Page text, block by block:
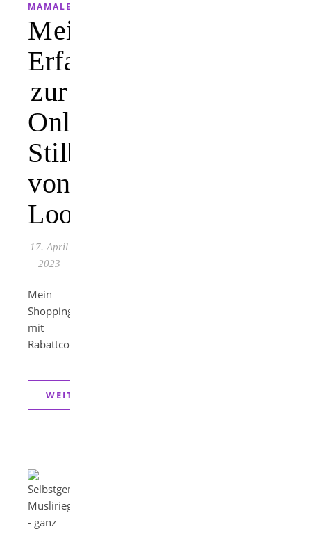
MAMALEBEN
Meine
Erfahrung
zur
Online
Stilberatung
von
Lookiero
17. April
2023
Mein
Shoppingerlebnis
mit
Rabattcode.
WEITERLESEN